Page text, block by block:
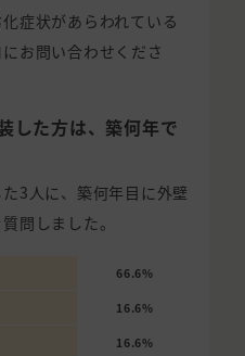
症状があらわれている
お問い合わせくださ
した方は、築何年で
3人に、築何年目に外壁
問しました。
66.6%
16.6%
16.6%